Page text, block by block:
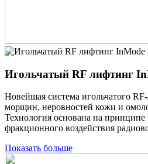
Игольчатый RF лифтинг
Новейшая система игольчатого
морщин, неровностей кожи и
Технология основана на принципе
фракционного воздействия
Показать больше